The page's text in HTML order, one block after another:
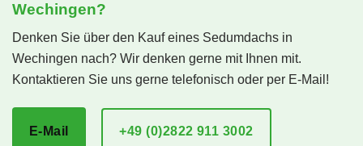
Wechingen?
Denken Sie über den Kauf eines Sedumdachs in
Wechingen nach? Wir denken gerne mit Ihnen mit.
Kontaktieren Sie uns gerne telefonisch oder per E-Mail!
E-Mail +49 (0)2822 911 3002